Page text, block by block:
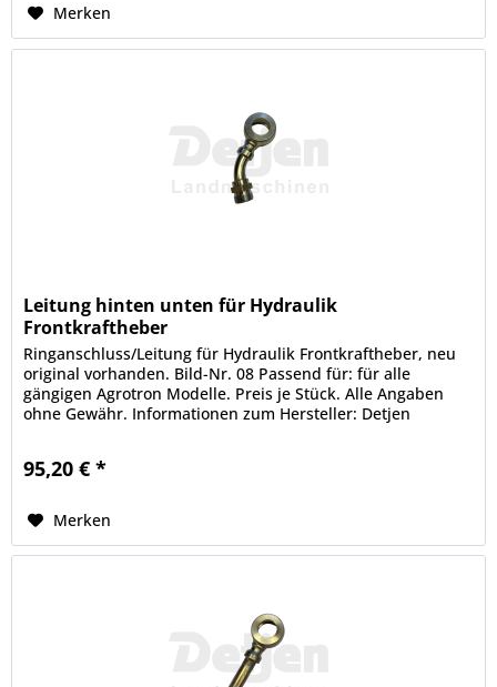
Merken
Leitung hinten unten für Hydraulik
Frontkraftheber
Ringanschluss/Leitung für Hydraulik Frontkraftheber, neu
original vorhanden. Bild-Nr. 08 Passend für: für alle
gängigen Agrotron Modelle. Preis je Stück. Alle Angaben
ohne Gewähr. Informationen zum Hersteller: Detjen
95,20 € *
Merken